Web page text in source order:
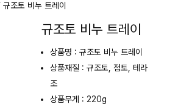
조토 비누 트레이
규조토 비누 트레이
상품명 : 규조토 비누 트레이
상품재질 : 규조토, 점토, 테라
조
상품무게 : 220g